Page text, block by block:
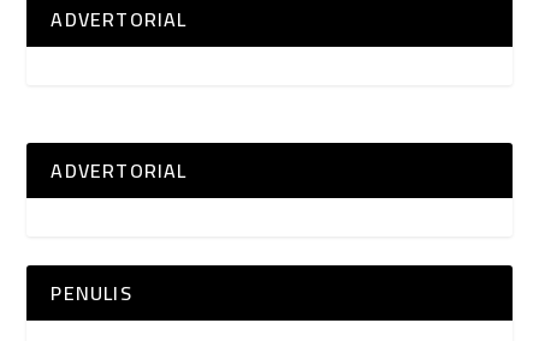
ADVERTORIAL
ADVERTORIAL
PENULIS